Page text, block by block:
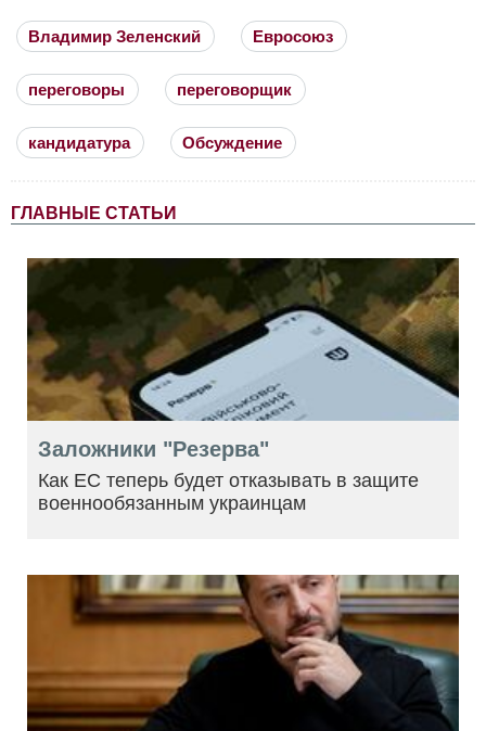
Владимир Зеленский Евросоюз
переговоры переговорщик
кандидатура Обсуждение
ГЛАВНЫЕ СТАТЬИ
Заложники "Резерва"
Как ЕС теперь будет отказывать в защите
военнообязанным украинцам